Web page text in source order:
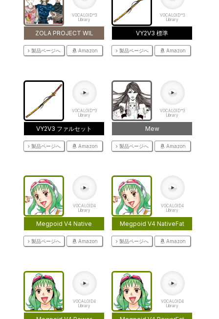
VOCALOID™3
Library
ZOLA PROJECT WIL
製品ページへ Amazon
VOCALOID™3
Library
VY2V3 標準
製品ページへ Amazon
VOCALOID™3
Library
VY2V3 ファルセット
製品ページへ Amazon
VOCALOID™3
Library
Mew
製品ページへ Amazon
VOCALOID4
Library
Megpoid V4 Native
製品ページへ Amazon
VOCALOID4
Library
Megpoid V4 NativeFat
製品ページへ Amazon
VOCALOID4
Library
VOCALOID4
Library